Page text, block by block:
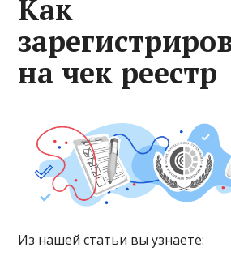
Как
на чек реестр
Из нашей статьи вы узнаете: